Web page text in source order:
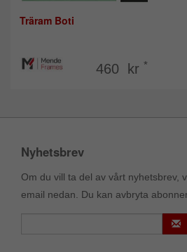
Träram Boti
460 kr *
Nyhetsbrev
Om du vill ta del av vårt nyhetsbrev,
email nedan. Du kan avbryta